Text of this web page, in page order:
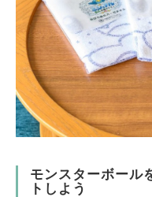
モンスターボール
トしよう